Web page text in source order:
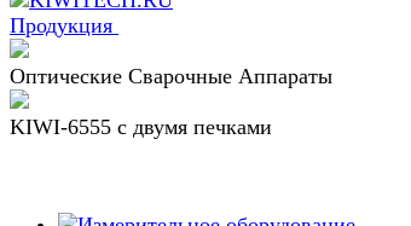
Продукция
Оптические Сварочные Аппараты
KIWI-6555 c двумя печками